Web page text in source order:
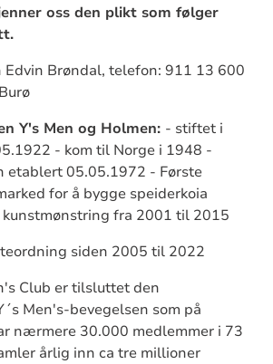
oss den plikt som følger
Edvin Brøndal, telefon: 911 13 600
Y's Men og Holmen: - stiftet i
- kom til Norge i 1948 -
etablert 05.05.1972 - Første
for å bygge speiderkoia
fra 2001 til 2015
siden 2005 til 2022
Club er tilsluttet den
Men's-bevegelsen som på
nærmere 30.000 medlemmer i 73
årlig inn ca tre millioner